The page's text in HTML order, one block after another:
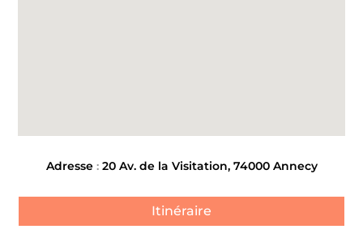
Adresse: 20 Av. de la Visitation, 74000 Annecy
Itinéraire